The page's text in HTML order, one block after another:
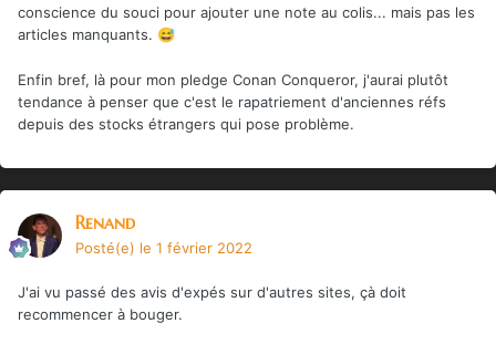
conscience du souci pour ajouter une note au colis... mais pas les
articles manquants. 😅
Enfin bref, là pour mon pledge Conan Conqueror, j'aurai plutôt
tendance à penser que c'est le rapatriement d'anciennes réfs
depuis des stocks étrangers qui pose problème.
Renand
Posté(e) le 1 février 2022
J'ai vu passé des avis d'expés sur d'autres sites, çà doit
recommencer à bouger.